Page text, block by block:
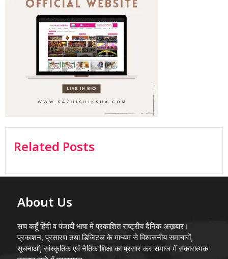
Related Posts
About Us
सच कहूँ हिंदी व पंजाबी भाषा मे प्रकाशित राष्ट्रीय दैनिक अख़बार।
प्रकाशन, प्रसारण तथा डिजिटल के माध्यम से विश्वसनीय समाचारों,
सूचनाओं, सांस्कृतिक एवं नैतिक शिक्षा का प्रसार कर समाज में सकारात्मक